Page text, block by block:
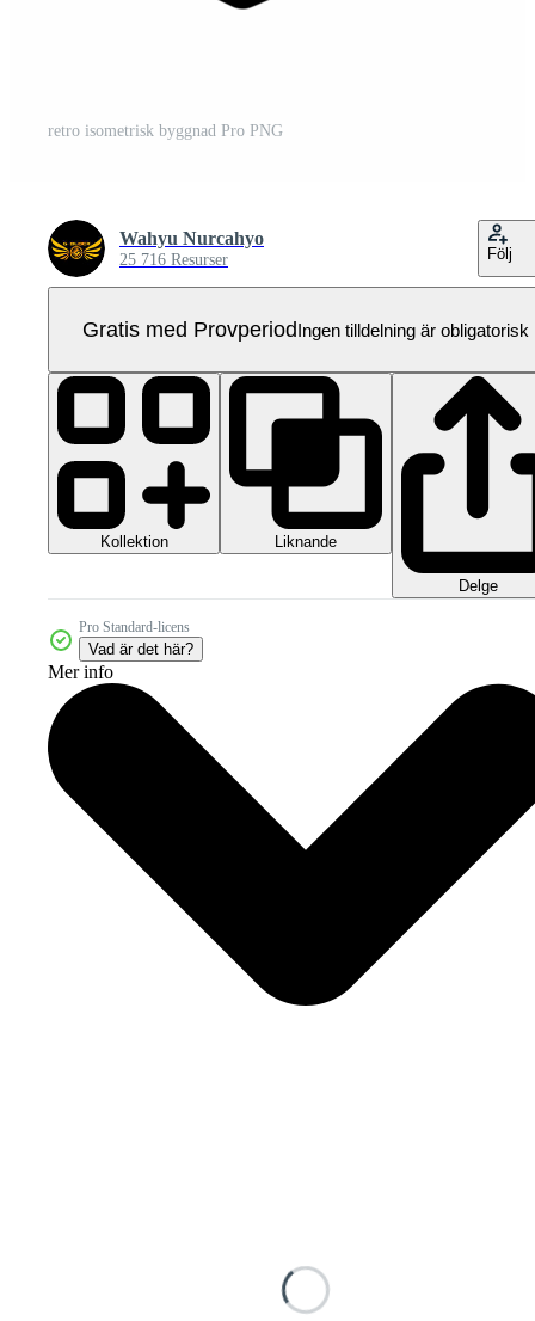
retro isometrisk byggnad Pro PNG
Wahyu Nurcahyo
25 716 Resurser Följ
Gratis med ProvperiodIngen tilldelning är obligatorisk
Kollektion Liknande
Delge
Pro Standard-licens
Vad är det här?
Mer info